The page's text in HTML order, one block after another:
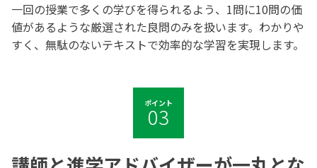
一回の授業で多くの学びを得られるよう、1問に10問の価
値があるような厳選された良問のみを扱います。わかりや
すく、無駄のないテキストで効率的な学習を実現します。
ポイント
03